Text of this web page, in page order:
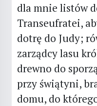
dla mnie listów
Transeufratei,
dotrę do Judy;
zarządcy lasu
drewno do
przy świątyni,
domu, do